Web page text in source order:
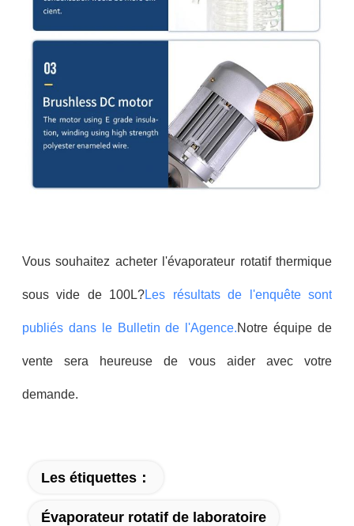
Vous souhaitez acheter l'évaporateur rotatif thermique
sous vide de 100L?Les résultats de l'enquête sont
publiés dans le Bulletin de l'Agence.Notre équipe de
vente sera heureuse de vous aider avec votre
demande.
Les étiquettes：
Évaporateur rotatif de laboratoire